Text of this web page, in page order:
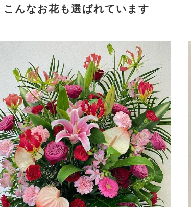
こんなお花も選ばれています